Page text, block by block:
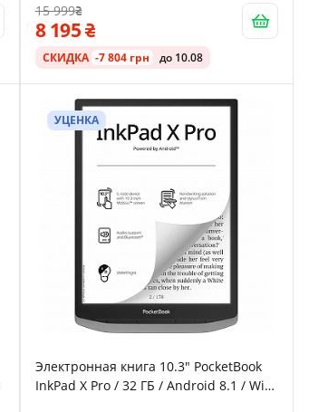
Влагозащищенность IPX8 / До 3
недель работы от батареи / Черная
15 999
8 195
СКИДКА -7 804 грн до 10.08
УЦЕНКА
Электронная книга 10.3" PocketBook
InkPad X Pro / 32 ГБ / Android 8.1 / Wi-